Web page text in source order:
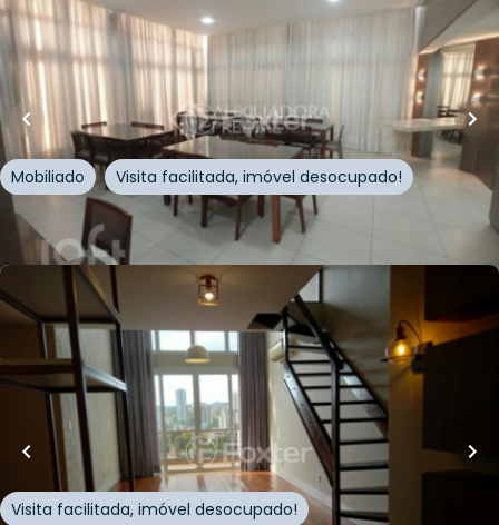
105m² 3 quartos • banheiros 2
vagas
Apartamento • Empreendimento Pedro Adams
Filho, 6155 - Novo Hamburgo/RS
Avenida Pedro Adams Filho,Centro,Novo Hamburgo
Mobiliado Visita facilitada, imóvel desocupado!
Cód.1007493
R$990.000,00
230 m² • quartos•1banheiro •2vagas
Apartamento • Empreendimento Miguel Couto,
159 - Novo Hamburgo/RS
Rua Miguel Couto,Centro,Novo Hamburgo
Visita facilitada, imóvel desocupado!